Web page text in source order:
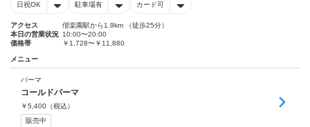
日祝OK 駐車場有 カード可
アクセス
偕楽園駅から1.9km （徒歩25分）
本日の営業状況 10:00〜20:00
価格帯
￥1,728〜￥11,880
メニュー
パーマ
コールドパーマ
￥5,400 （税込）
販売中